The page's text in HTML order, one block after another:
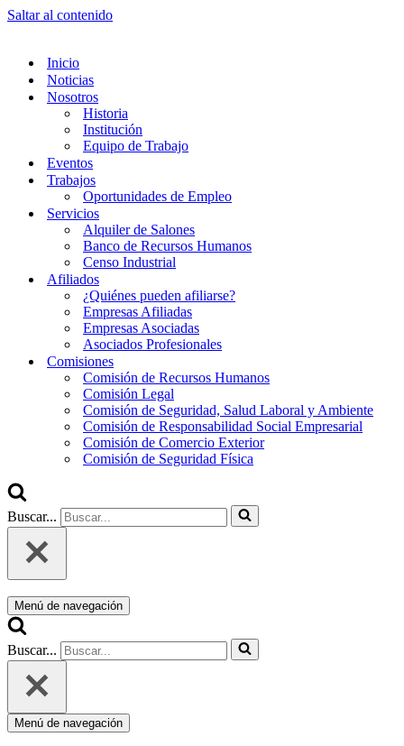
Saltar al contenido
Inicio
Noticias
Nosotros
Historia
Institución
Equipo de Trabajo
Eventos
Trabajos
Oportunidades de Empleo
Servicios
Alquiler de Salones
Banco de Recursos Humanos
Censo Industrial
Afiliados
¿Quiénes pueden afiliarse?
Empresas Afiliadas
Empresas Asociadas
Asociados Profesionales
Comisiones
Comisión de Recursos Humanos
Comisión Legal
Comisión de Seguridad, Salud Laboral y Ambiente
Comisión de Responsabilidad Social Empresarial
Comisión de Comercio Exterior
Comisión de Seguridad Física
Buscar...
Menú de navegación
Buscar...
Menú de navegación